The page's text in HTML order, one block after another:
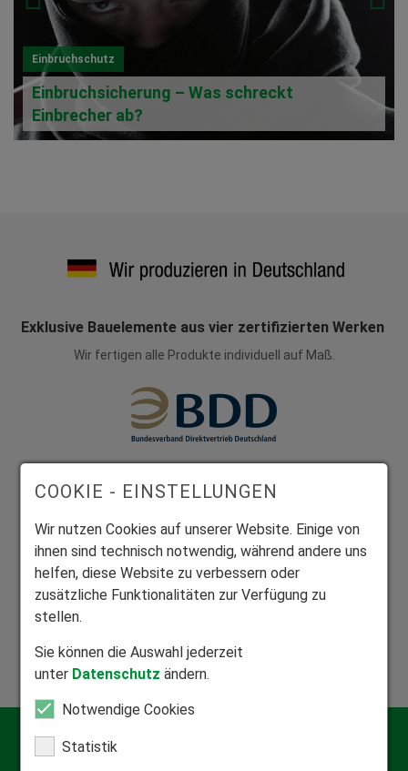
Einbruchschutz
Einbruchsicherung – Was schreckt
Einbrecher ab?
Exklusive Bauelemente aus vier zertifizierten Werken
Wir fertigen alle Produkte individuell auf Maß.
Seriöser Direktvertrieb zum Nutzen unserer Kunden.
Mitglied Bundesverband Rollladen und Sonnenschutz
Zuhause in der Rollladen- und Sonnenschutzbranche.
COOKIE - EINSTELLUNGEN
Wir nutzen Cookies auf unserer Website. Einige von
ihnen sind technisch notwendig, während andere uns
helfen, diese Website zu verbessern oder
zusätzliche Funktionalitäten zur Verfügung zu
stellen.
Sie können die Auswahl jederzeit
unter Datenschutz ändern.
Notwendige Cookies
Statistik